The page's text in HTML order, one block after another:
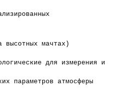
мачтах)
для измерения и
параметров атмосферы